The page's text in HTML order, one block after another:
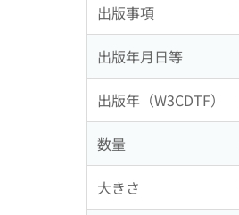
出版事項
出版年月日等
出版年（W3CDTF）
数量
大きさ